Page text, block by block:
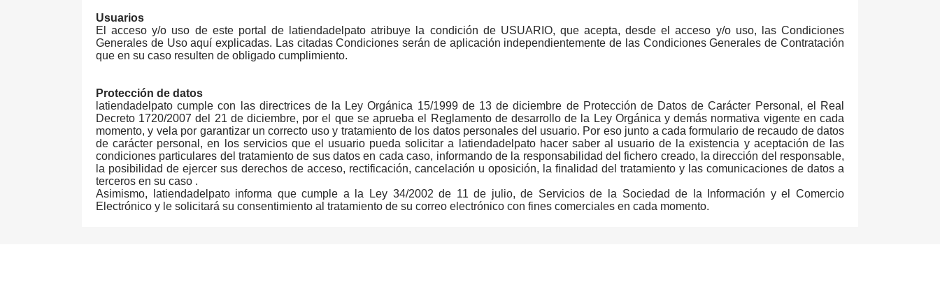
Usuarios
El acceso y/o uso de este portal de latiendadelpato atribuye la condición de USUARIO, que acepta, desde el acceso y/o uso, las Condiciones
Generales de Uso aquí explicadas. Las citadas Condiciones serán de aplicación independientemente de las Condiciones Generales de Contratación
que en su caso resulten de obligado cumplimiento.
Protección de datos
latiendadelpato cumple con las directrices de la Ley Orgánica 15/1999 de 13 de diciembre de Protección de Datos de Carácter Personal, el Real
Decreto 1720/2007 del 21 de diciembre, por el que se aprueba el Reglamento de desarrollo de la Ley Orgánica y demás normativa vigente en cada
momento, y vela por garantizar un correcto uso y tratamiento de los datos personales del usuario. Por eso junto a cada formulario de recaudo de datos
de carácter personal, en los servicios que el usuario pueda solicitar a latiendadelpato hacer saber al usuario de la existencia y aceptación de las
condiciones particulares del tratamiento de sus datos en cada caso, informando de la responsabilidad del fichero creado, la dirección del responsable,
la posibilidad de ejercer sus derechos de acceso, rectificación, cancelación u oposición, la finalidad del tratamiento y las comunicaciones de datos a
terceros en su caso .
Asimismo, latiendadelpato informa que cumple a la Ley 34/2002 de 11 de julio, de Servicios de la Sociedad de la Información y el Comercio
Electrónico y le solicitará su consentimiento al tratamiento de su correo electrónico con fines comerciales en cada momento.